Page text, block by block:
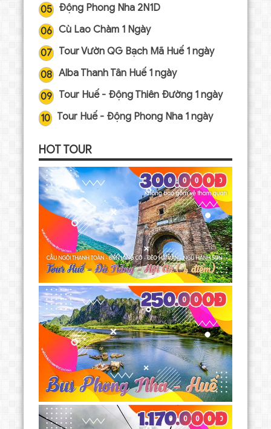
05 Động Phong Nha 2N1D
06 Cù Lao Chàm 1 Ngày
07 Tour Vườn QG Bạch Mã Huế 1 ngày
08 Alba Thanh Tân Huế 1 ngày
09 Tour Huế - Động Thiên Đường 1 ngày
10 Tour Huế - Động Phong Nha 1 ngày
HOT TOUR